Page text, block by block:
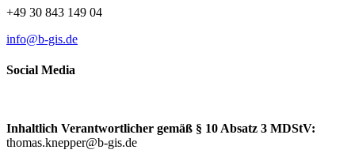
+49 30 843 149 04
info@b-gis.de
Social Media
Inhaltlich Verantwortlicher gemäß § 10 Absatz 3 MDStV:
thomas.knepper@b-gis.de